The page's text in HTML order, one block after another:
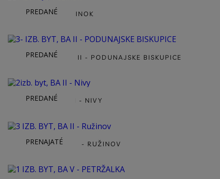
1 IZB. BYT, PEZINOK
PREDANÉ
3- IZB. BYT, BA II - PODUNAJSKE BISKUPICE
PREDANÉ
2IZB. BYT, BA II - NIVY
PREDANÉ
3 IZB. BYT, BA II - RUŽINOV
PRENAJATÉ